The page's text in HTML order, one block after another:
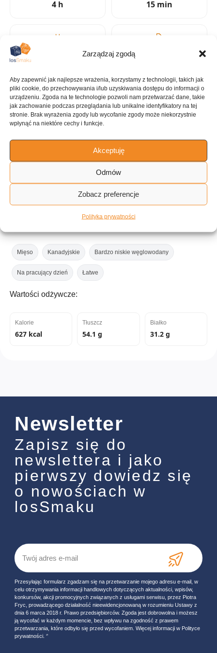
Zarządzaj zgodą
Aby zapewnić jak najlepsze wrażenia, korzystamy z technologii, takich jak
pliki cookie, do przechowywania i/lub uzyskiwania dostępu do informacji o
urządzeniu. Zgoda na te technologie pozwoli nam przetwarzać dane, takie
jak zachowanie podczas przeglądania lub unikalne identyfikatory na tej
stronie. Brak wyrażenia zgody lub wycofanie zgody może niekorzystnie
wpłynąć na niektóre cechy i funkcje.
Akceptuję
Odmów
Zobacz preferencje
Polityka prywatności
4 h 15 min
KUCHNIA
4 porcje
Mięso Kanadyjskie Bardzo niskie węglowodany
Na pracujący dzień Łatwe
Wartości odżywcze:
Kalorie
627 kcal
Tłuszcz
54.1 g
Białko
31.2 g
Newsletter
Zapisz się do
newslettera i jako
pierwszy dowiedz się
o nowościach w
losSmaku
Przesyłając formularz zgadzam się na przetwarzanie mojego adresu e-mail, w
celu otrzymywania informacji handlowych dotyczących aktualności, wpisów,
konkursów, akcji promocyjnych związanych z usługami serwisu, przez Piotra
Fryc, prowadzącego działalność nieewidencjonowaną w rozumieniu Ustawy z
dnia 6 marca 2018 r. Prawo przedsiębiorców. Zgoda jest dobrowolna i możesz
ją wycofać w każdym momencie, bez wpływu na zgodność z prawem
przetwarzania, które odbyło się przed wycofaniem. Więcej informacji w Polityce
prywatności. ‘’